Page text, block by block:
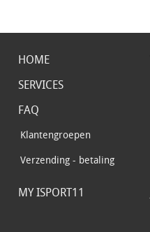
HOME
SERVICES
FAQ
Klantengroepen
Verzending - betaling
MY ISPORT11